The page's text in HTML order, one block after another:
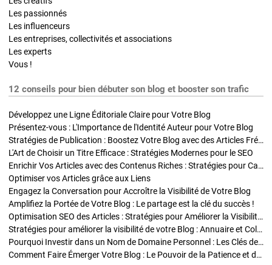
Les passionnés
Les influenceurs
Les entreprises, collectivités et associations
Les experts
Vous !
12 conseils pour bien débuter son blog et booster son trafic
Développez une Ligne Éditoriale Claire pour Votre Blog
Présentez-vous : L'Importance de l'Identité Auteur pour Votre Blog
Stratégies de Publication : Boostez Votre Blog avec des Articles Fréquents et Exclusifs
L'Art de Choisir un Titre Efficace : Stratégies Modernes pour le SEO
Enrichir Vos Articles avec des Contenus Riches : Stratégies pour Captiver et Optimiser
Optimiser vos Articles grâce aux Liens
Engagez la Conversation pour Accroître la Visibilité de Votre Blog
Amplifiez la Portée de Votre Blog : Le partage est la clé du succès !
Optimisation SEO des Articles : Stratégies pour Améliorer la Visibilité de Votre Blog
Stratégies pour améliorer la visibilité de votre Blog : Annuaire et Collaborations
Pourquoi Investir dans un Nom de Domaine Personnel : Les Clés de la Réussite de Votre Blog
Comment Faire Émerger Votre Blog : Le Pouvoir de la Patience et de la Persévérance